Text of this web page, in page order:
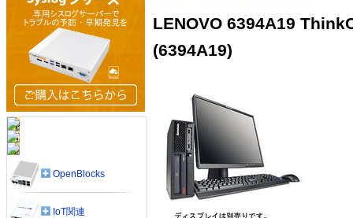
LENOVO 6394A19
(6394A19)
OpenBlocks
IoT関連